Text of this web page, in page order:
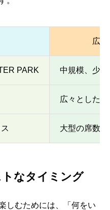
広
PARK 中規模、少
広々とした
大型の席数
なタイミング
しむためには、「何をい